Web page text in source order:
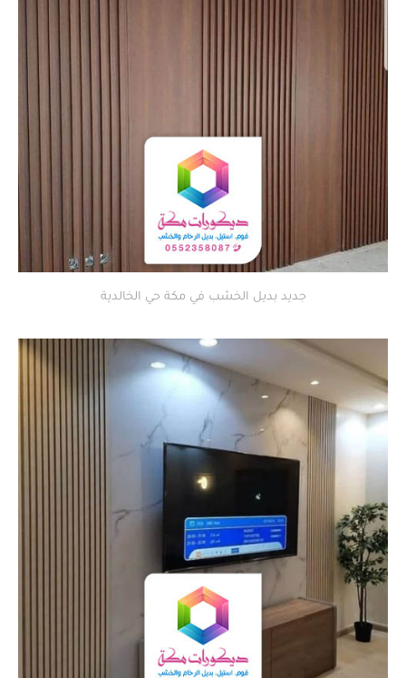
جديد بديل الخشب في مكة حي الخالدية